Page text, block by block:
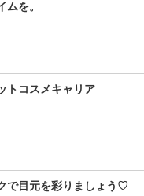
を。
トコスメキャリア
で目元を彩りましょう♡